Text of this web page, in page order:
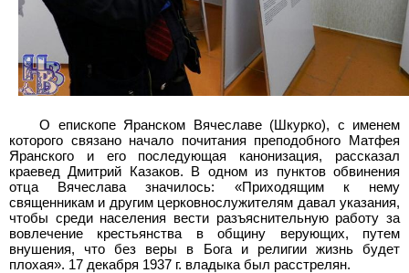
О епископе Яранском Вячеславе (Шкурко), с именем
которого связано начало почитания преподобного Матфея
Яранского и его последующая канонизация, рассказал
краевед Дмитрий Казаков. В одном из пунктов обвинения
отца Вячеслава значилось: «Приходящим к нему
священникам и другим церковнослужителям давал указания,
чтобы среди населения вести разъяснительную работу за
вовлечение крестьянства в общину верующих, путем
внушения, что без веры в Бога и религии жизнь будет
плохая». 17 декабря 1937 г. владыка был расстрелян.